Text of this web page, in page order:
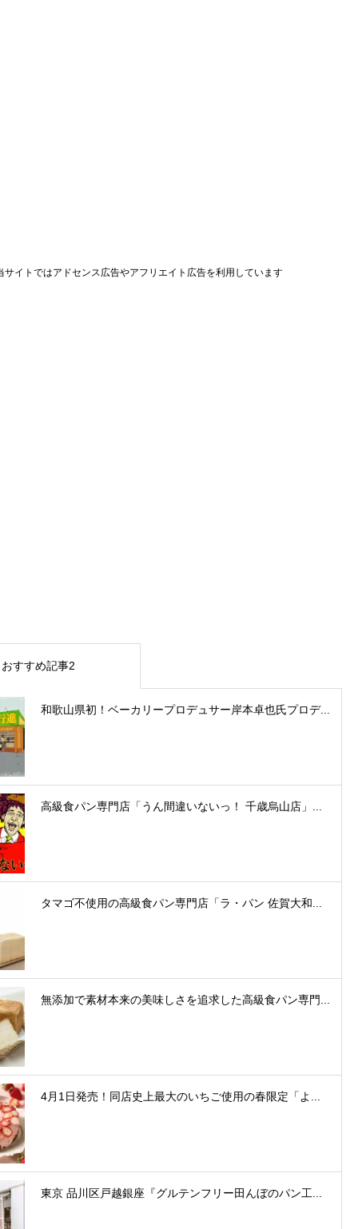
サイトではアドセンス広告やアフリエイト広告を利用しています
おすすめ記事2
和歌山県初！ベーカリープロデュサー岸本卓也氏プロデ...
高級食パン専門店「うん間違いないっ！ 千歳烏山店」...
タマゴ不使用の高級食パン専門店「ラ・パン 佐賀大和...
無添加で素材本来の美味しさを追求した高級食パン専門...
4月1日発売！同店史上最大のいちご使用の春限定「よ...
東京 品川区戸越銀座『グルテンフリー田んぼのパン工...